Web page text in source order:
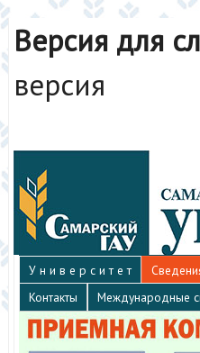
Версия для
версия
У н и в е р с и т е т
Контакты
Международные